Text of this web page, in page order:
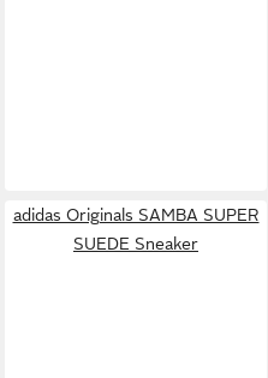
adidas Originals SAMBA SUPER
SUEDE Sneaker